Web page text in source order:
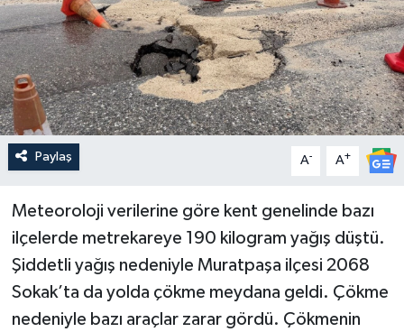
Paylaş A- A+
Meteoroloji verilerine göre kent genelinde bazı
ilçelerde metrekareye 190 kilogram yağış düştü.
Şiddetli yağış nedeniyle Muratpaşa ilçesi 2068
Sokak’ta da yolda çökme meydana geldi. Çökme
nedeniyle bazı araçlar zarar gördü. Çökmenin
Magazin
Resmi İlan
Sağlık & Yaşam
Siyaset